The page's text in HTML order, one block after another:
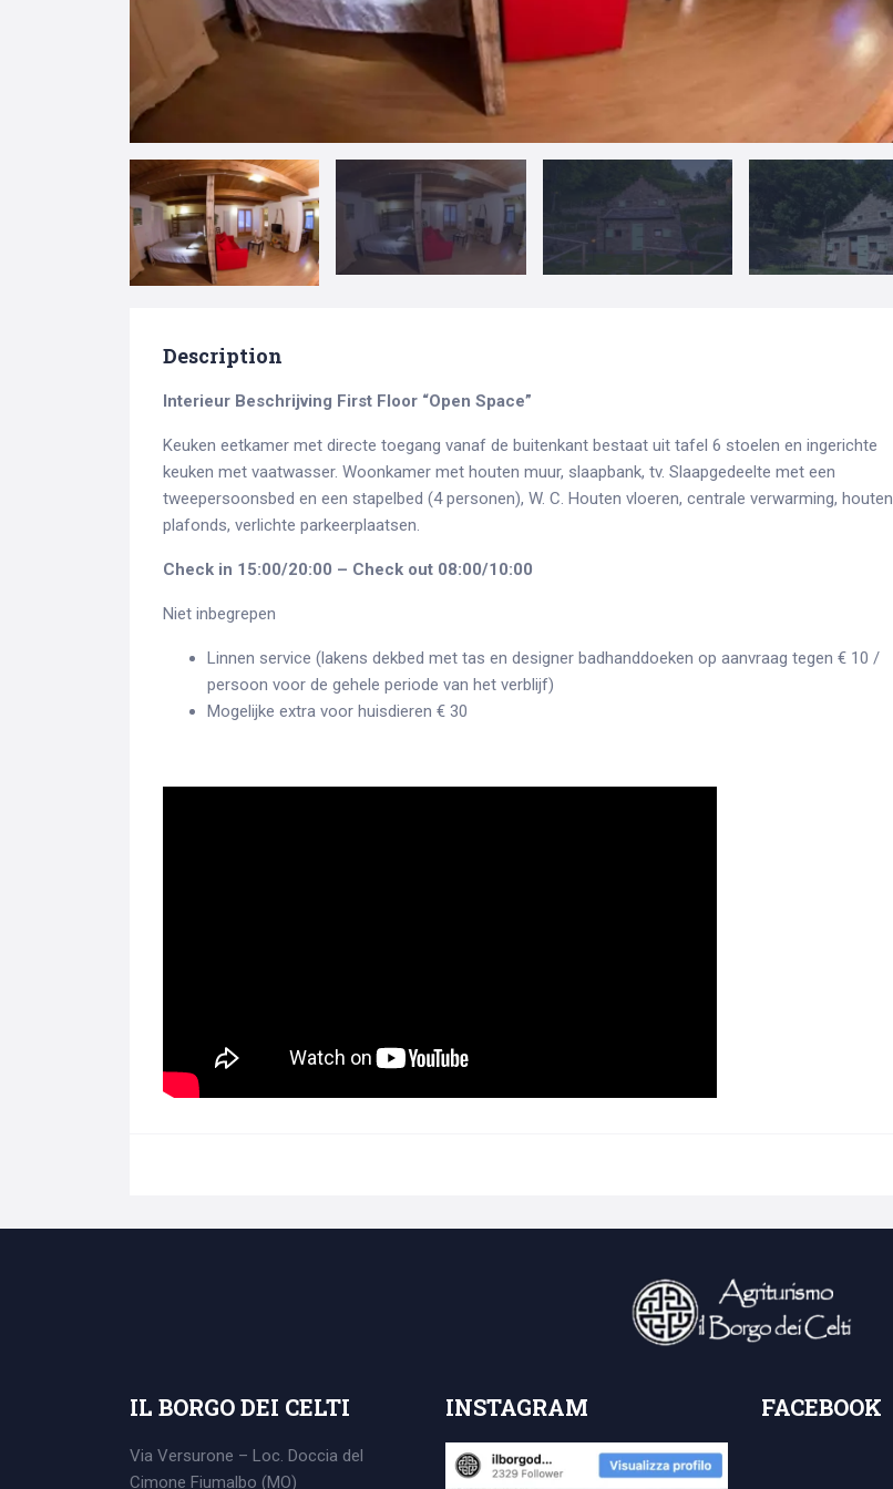
Description
Interieur Beschrijving First Floor “Open Space”
Keuken eetkamer met directe toegang vanaf de buitenkant bestaat uit tafel 6 stoelen en ingerichte
keuken met vaatwasser. Woonkamer met houten muur, slaapbank, tv. Slaapgedeelte met een
tweepersoonsbed en een stapelbed (4 personen), W. C. Houten vloeren, centrale verwarming, houten
plafonds, verlichte parkeerplaatsen.
Check in 15:00/20:00 – Check out 08:00/10:00
Niet inbegrepen
Linnen service (lakens dekbed met tas en designer badhanddoeken op aanvraag tegen € 10 /
persoon voor de gehele periode van het verblijf)
Mogelijke extra voor huisdieren € 30
IL BORGO DEI CELTI
Via Versurone – Loc. Doccia del
Cimone Fiumalbo (MO)
INSTAGRAM FACEBOOK
for: